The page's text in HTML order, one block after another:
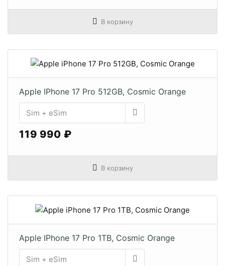
В корзину
Apple IPhone 17 Pro 512GB, Cosmic Orange
119 990 ₽
В корзину
Apple IPhone 17 Pro 1TB, Cosmic Orange